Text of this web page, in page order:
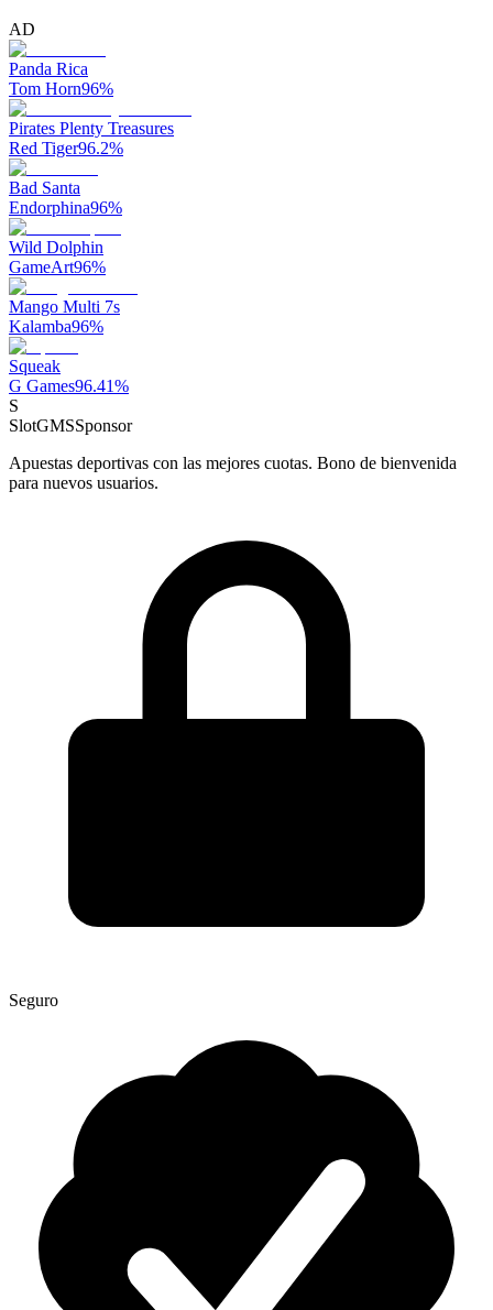
AD
Panda Rica
Tom Horn96%
Pirates Plenty Treasures
Red Tiger96.2%
Bad Santa
Endorphina96%
Wild Dolphin
GameArt96%
Mango Multi 7s
Kalamba96%
Squeak
G Games96.41%
S
SlotGMSSponsor
Apuestas deportivas con las mejores cuotas. Bono de bienvenida
para nuevos usuarios.
Seguro